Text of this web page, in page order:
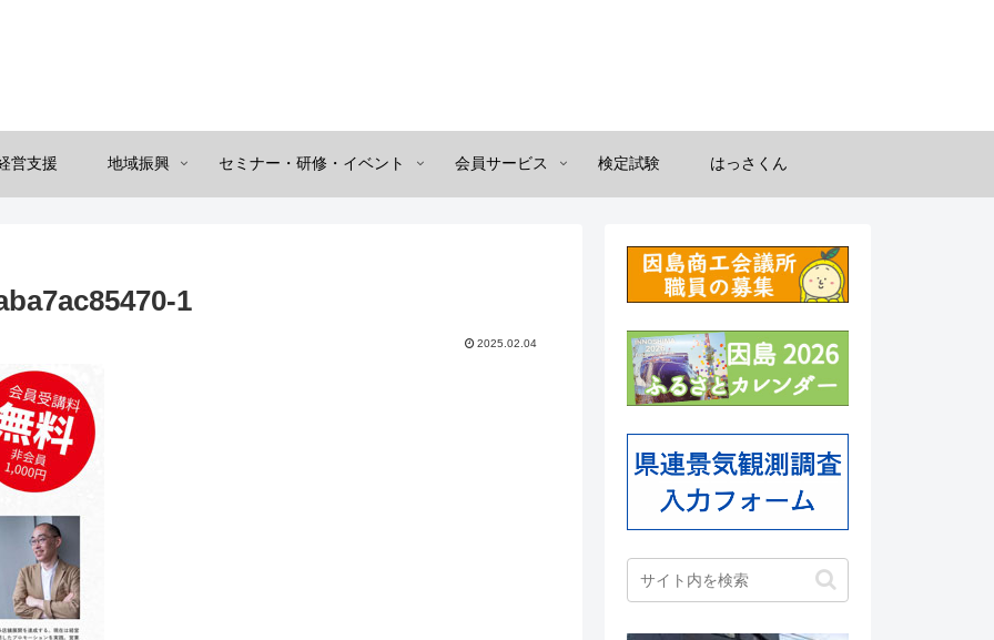
営支援 地域振興 セミナー・研修・イベント 会員サービス 検定試験 はっさくん
1
2025.02.04